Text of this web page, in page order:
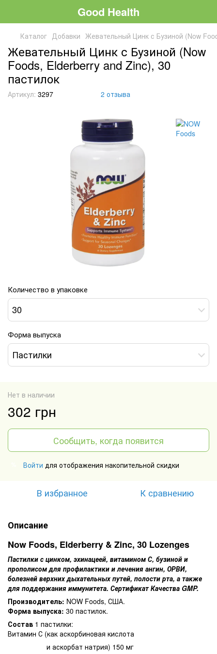
Good Health
Каталог Добавки Жевательный Цинк с Бузиной (Now
Жевательный Цинк с Бузиной (Now
Foods, Elderberry and Zinc), 30
пастилок
Артикул: 3297 2 отзыва
Количество в упаковке
30
Форма выпуска
Пастилки
Нет в наличии
302 грн
Сообщить, когда появится
Войти для отображения накопительной скидки
В избранное К сравнению
Описание
Now Foods, Elderberry & Zinc, 30 Lozenges
Пастилки с цинком, эхинацеей, витамином С, бузиной и
прополисом для профилактики и лечения ангин, ОРВИ,
болезней верхних дыхательных путей, полости рта, а также
для поддержания иммунитета. Сертификат Качества GMP.
Производитель: NOW Foods, США.
Форма выпуска: 30 пастилок.
Состав 1 пастилки:
Витамин С (как аскорбиновая кислота
и аскорбат натрия) 150 мг